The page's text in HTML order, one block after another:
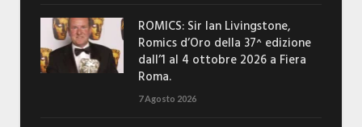
ROMICS: Sir Ian Livingstone,
Romics d’Oro della 37^ edizione
dall’1 al 4 ottobre 2026 a Fiera
Roma.
7 Agosto 2026